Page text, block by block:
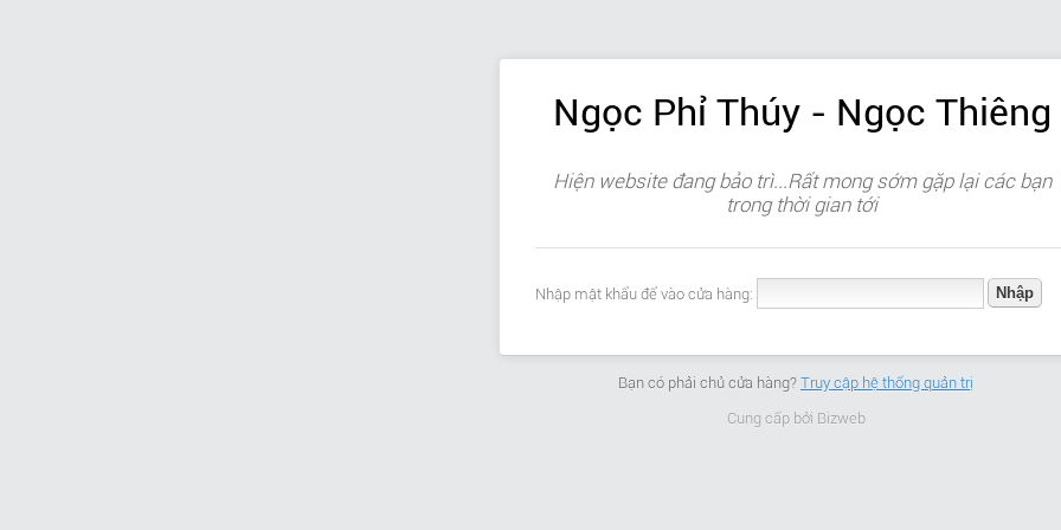
Ngọc Phỉ Thúy - Ngọc Thiêng
Hiện website đang bảo trì...Rất mong sớm gặp lại các bạn
trong thời gian tới
Nhập mật khẩu để vào cửa hàng:
Bạn có phải chủ cửa hàng? Truy cập hệ thống quản trị
Cung cấp bởi Bizweb